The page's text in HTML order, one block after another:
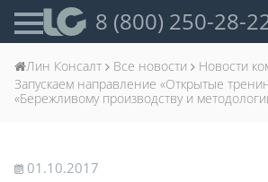
8 (800) 250-28-
Лин Консалт Все новости
Новости
Запускаем направление «Открытые
«Бережливому производству и
01.10.2017